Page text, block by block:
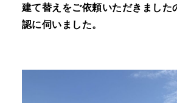
建て替えをご依頼いただきました
認に伺いました。